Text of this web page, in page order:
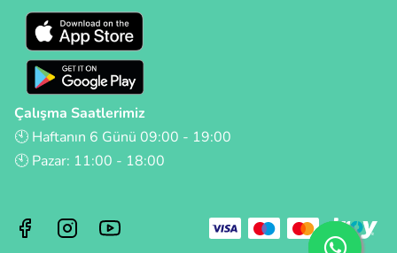
Çalışma Saatlerimiz
🕙 Haftanın 6 Günü 09:00 - 19:00
🕙 Pazar: 11:00 - 18:00